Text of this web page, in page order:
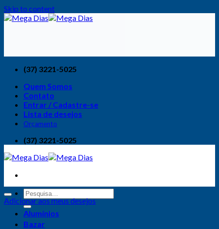
Skip to content
(37) 3221-5025
Quem Somos
Contato
Entrar / Cadastre-se
Lista de desejos
Orçamento
(37) 3221-5025
Alumínios
Bazar
Adicionar aos meus desejos